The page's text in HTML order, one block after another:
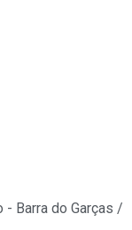
- Barra do Garças /